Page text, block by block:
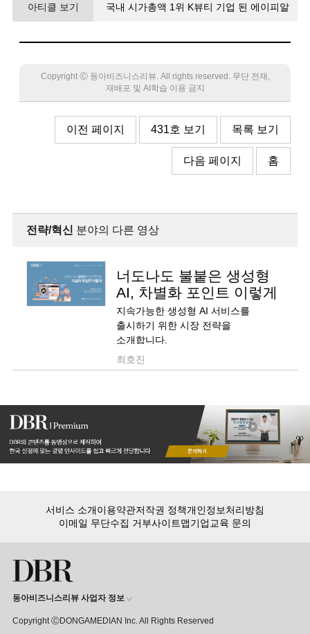
아티클 보기 국내 시가총액 1위 K뷰티 기업 된 에이피알
Copyright Ⓒ 동아비즈니스리뷰. All rights reserved. 무단 전재,
재배포 및 AI학습 이용 금지
이전 페이지 431호 보기 목록 보기
다음 페이지 홈
전략/혁신 분야의 다른 영상
너도나도 불붙은 생성형
AI, 차별화 포인트 이렇게
지속가능한 생성형 AI 서비스를
출시하기 위한 시장 전략을
소개합니다.
최호진
서비스 소개이용약관저작권 정책개인정보처리방침
이메일 무단수집 거부사이트맵기업교육 문의
동아비즈니스리뷰 사업자 정보
Copyright ⒸDONGAMEDIAN Inc. All Rights Reserved